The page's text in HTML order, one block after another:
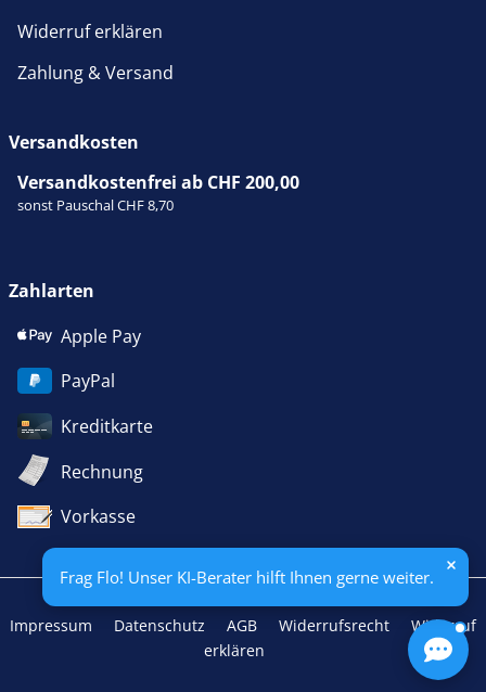
Frag Flo! Unser KI-Berater hilft Ihnen gerne weiter.
Widerruf erklären
Zahlung & Versand
Versandkosten
Versandkostenfrei ab CHF 200,00
sonst Pauschal CHF 8,70
Zahlarten
Apple Pay
PayPal
Kreditkarte
Rechnung
Vorkasse
Impressum Datenschutz AGB Widerrufsrecht
Widerruf
erklären